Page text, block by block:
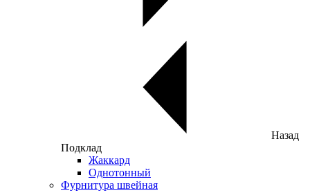
Назад
Подклад
Жаккард
Однотонный
Фурнитура швейная